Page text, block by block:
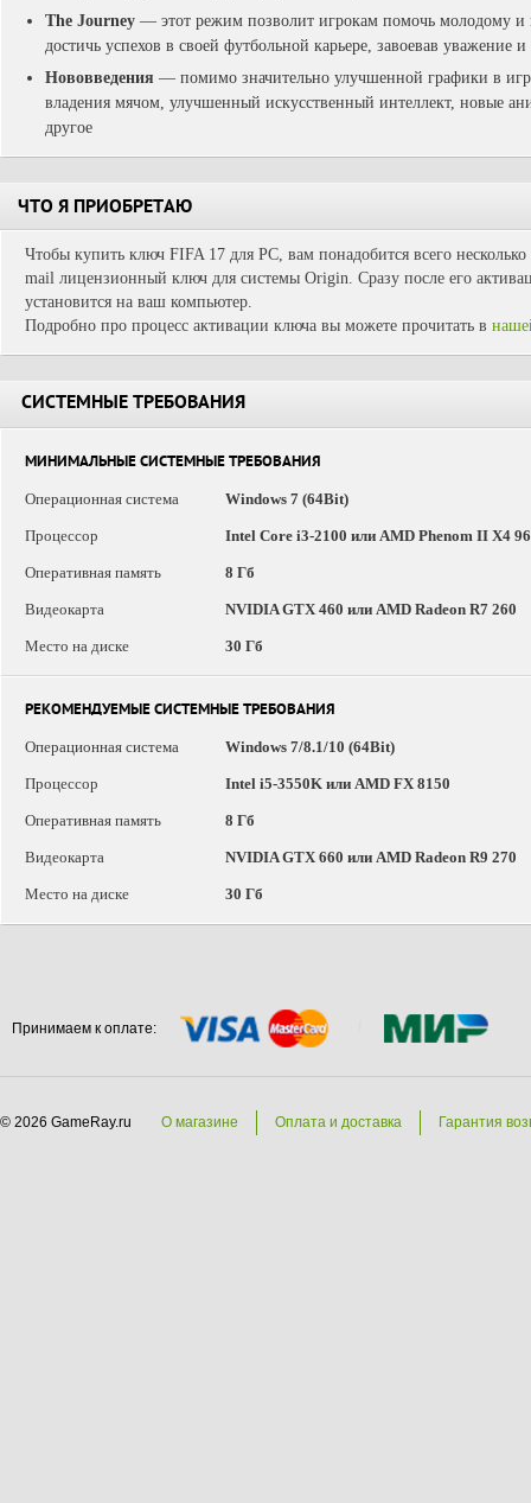
The Journey — этот режим позволит игрокам помочь молодому и
достичь успехов в своей футбольной карьере, завоевав уважение
Нововведения — помимо значительно улучшенной графики в
владения мячом, улучшенный искусственный интеллект, новые
другое
ЧТО Я ПРИОБРЕТАЮ
Чтобы купить ключ FIFA 17 для PC, вам понадобится всего
mail лицензионный ключ для системы Origin. Сразу после его
установится на ваш компьютер.
Подробно про процесс активации ключа вы можете прочитать в
СИСТЕМНЫЕ ТРЕБОВАНИЯ
МИНИМАЛЬНЫЕ СИСТЕМНЫЕ ТРЕБОВАНИЯ
Операционная система
Windows 7 (64Bit)
Процессор Intel Core i3-2100 или AMD Phenom II X4
Оперативная память 8 Гб
Видеокарта NVIDIA GTX 460 или AMD Radeon R7 260
Место на диске 30 Гб
РЕКОМЕНДУЕМЫЕ СИСТЕМНЫЕ ТРЕБОВАНИЯ
Операционная система
Windows 7/8.1/10 (64Bit)
Процессор Intel i5-3550K или AMD FX 8150
Оперативная память 8 Гб
Видеокарта NVIDIA GTX 660 или AMD Radeon R9 270
Место на диске 30 Гб
Принимаем к оплате:
© 2026 GameRay.ru О магазине Оплата и доставка Гарантия